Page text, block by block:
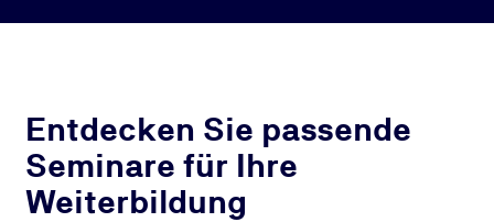
Entdecken Sie passende
Seminare für Ihre
Weiterbildung